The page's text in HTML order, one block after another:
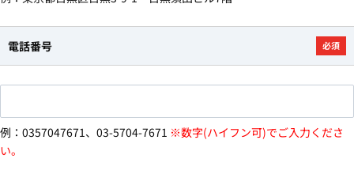
電話番号 必須
例：0357047671、03-5704-7671 ※数字(ハイフン可)でご入力くださ
い。